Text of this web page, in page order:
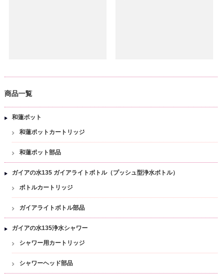
商品一覧
和蓮ポット
和蓮ポットカートリッジ
和蓮ポット部品
ガイアの水135 ガイアライトボトル（プッシュ型浄水ボトル）
ボトルカートリッジ
ガイアライトボトル部品
ガイアの水135浄水シャワー
シャワー用カートリッジ
シャワーヘッド部品